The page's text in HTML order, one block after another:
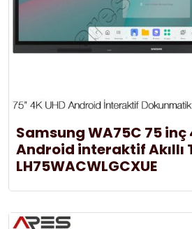
Samsung WA75C 75 inç
Android interaktif Akıllı
LH75WACWLGCXUE